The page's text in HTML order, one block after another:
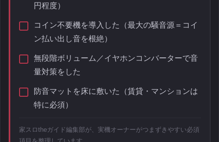
円程度）
コイン不要機を導入した（最大の騒音源＝コイ
ン払い出し音を根絶）
無段階ボリューム／イヤホンコンバーターで音
量対策をした
防音マットを床に敷いた（賃貸・マンションは
特に必須）
家スロtheガイド編集部が、実機オーナーがつまずきやすい必須